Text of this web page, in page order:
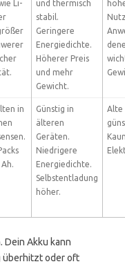
Li-
und thermisch
stabil.
Geringere
Energiedichte.
Höherer Preis
und mehr
Gewicht.
in
Günstig in
älteren
Geräten.
Niedrigere
Energiedichte.
Selbstentladung
höher.
Alte
Dein Akku kann
überhitzt oder oft